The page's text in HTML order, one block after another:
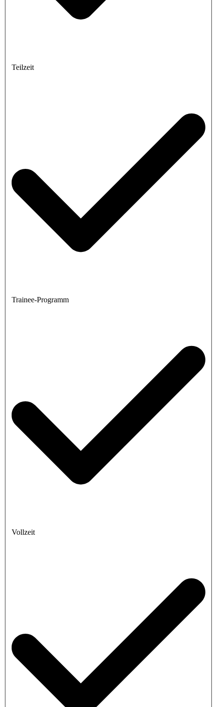
Teilzeit
Trainee-Programm
Vollzeit